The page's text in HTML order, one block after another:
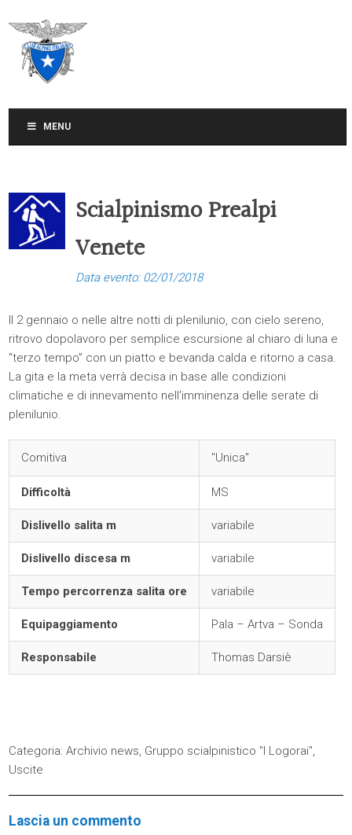
MENU
Scialpinismo Prealpi
Venete
Data evento: 02/01/2018
Il 2 gennaio o nelle altre notti di plenilunio, con cielo sereno,
ritrovo dopolavoro per semplice escursione al chiaro di luna e
“terzo tempo” con un piatto e bevanda calda e ritorno a casa.
La gita e la meta verrà decisa in base alle condizioni
climatiche e di innevamento nell’imminenza delle serate di
plenilunio.
Comitiva "Unica"
Difficoltà MS
Dislivello salita m variabile
Dislivello discesa m variabile
Tempo percorrenza salita ore variabile
Equipaggiamento Pala – Artva – Sonda
Responsabile Thomas Darsiè
Categoria:Archivio news, Gruppo scialpinistico "I Logorai",
Uscite
Lascia un commento